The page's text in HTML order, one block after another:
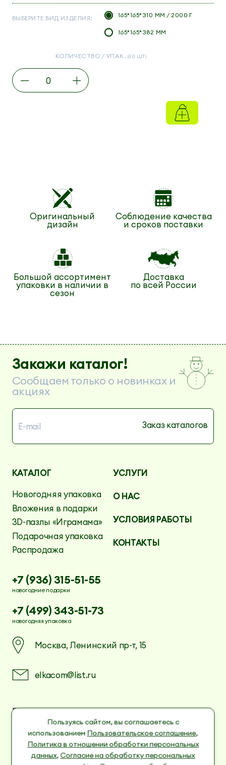
Пользуясь сайтом, вы соглашаетесь с
использованием Пользовательское соглашение,
Политика в отношении обработки персональных
данных,Согласие на обработку персональных
ВЫБЕРИТЕ ВИД ИЗДЕЛИЯ: 165*165*310 ММ / 2000 Г
165*165*382 ММ
КОЛИЧЕСТВО / УПАК. (60 ШТ)
Оригинальный
дизайн
Соблюдение качества
и сроков поставки
Большой ассортимент
упаковки в наличии в
сезон
Доставка
по всей России
Закажи каталог!
Сообщаем только о новинках и
акциях
КАТАЛОГ
Новогодняя упаковка
Вложения в подарки
3D-пазлы «Играмама»
Подарочная упаковка
Распродажа
УСЛУГИ
О НАС
УСЛОВИЯ РАБОТЫ
КОНТАКТЫ
+7 (936) 315-51-55
новогодние подарки
+7 (499) 343-51-73
новогодняя упаковка
Москва, Ленинский пр-т, 15
elkacom@list.ru
Пользовательское соглашение
Политика в отношении обработки
персональных данных
Согласие на обработку персональных данных
cookies
Согласие на обработку персональных данных